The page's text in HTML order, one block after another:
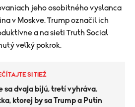
jeho osobitného vyslanca
v Moskve. Trump označil ich
a na sieti Truth Social
veľký pokrok.
SI TIEŽ
sa dvaja bijú, tretí vyhráva.
ktorej by sa Trump a Putin